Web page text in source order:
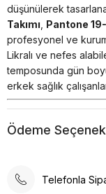
düşünülerek
Takımı Pantone
profesyonel ve
Likralı ve nefes
temposunda gün
erkek sağlık
⭐Ürün Özellikleri
Renk:Mor –
Kalıp: Unisex –
Kumaş Yapısı:
Ödeme
Telefonla